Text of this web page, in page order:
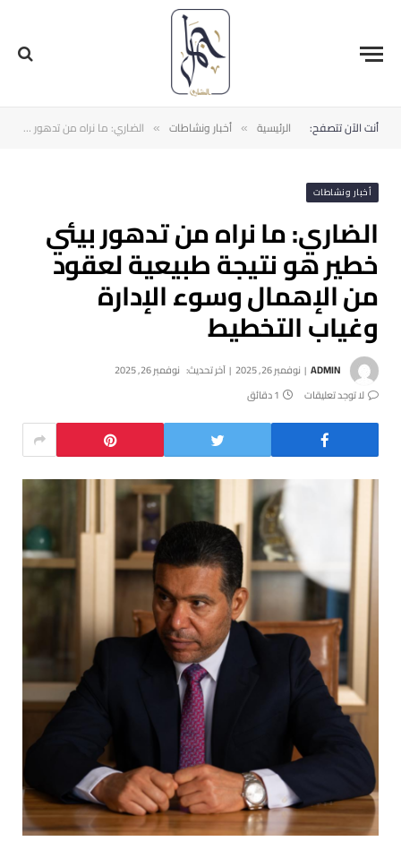
أنت الآن تتصفح: الرئيسية » أخبار ونشاطات » الضاري: ما نراه من تدهور بيئي خطير هو نتيجة طبيعية لعقود من الإهمال وسوء الإدارة وغياب التخطيط
أخبار ونشاطات
الضاري: ما نراه من تدهور بيئي
خطير هو نتيجة طبيعية لعقود
من الإهمال وسوء الإدارة
وغياب التخطيط
ADMIN نوفمبر 26, 2025 آخر تحديث: نوفمبر 26, 2025
لا توجد تعليقات
1 دقائق